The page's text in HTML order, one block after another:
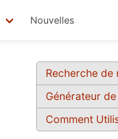
Nouvelles
Recherche de
Générateur
Comment